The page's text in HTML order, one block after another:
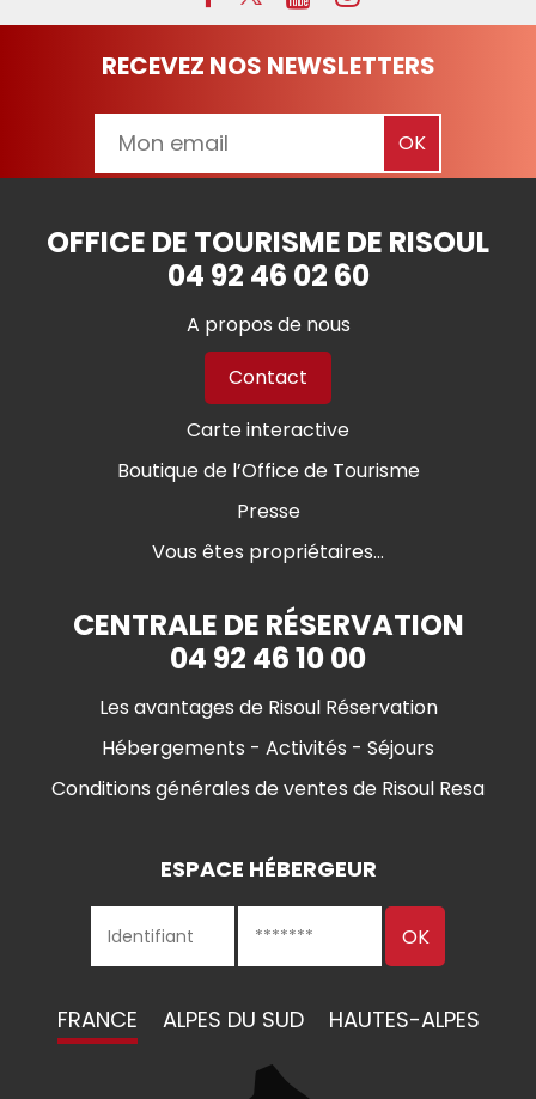
RECEVEZ NOS NEWSLETTERS
OFFICE DE TOURISME DE RISOUL
04 92 46 02 60
A propos de nous
Contact
Carte interactive
Boutique de l’Office de Tourisme
Presse
Vous êtes propriétaires...
CENTRALE DE RÉSERVATION
04 92 46 10 00
Les avantages de Risoul Réservation
Hébergements - Activités - Séjours
Conditions générales de ventes de Risoul Resa
ESPACE HÉBERGEUR
FRANCE ALPES DU SUD HAUTES-ALPES